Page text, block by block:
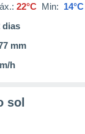
22°C Min: 14°C
dias
mm
h
sol